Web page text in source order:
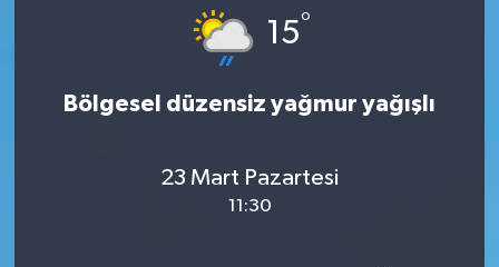
15°
Bölgesel düzensiz yağmur yağışlı
23 Mart Pazartesi
11:30
RESMİ İLANLAR